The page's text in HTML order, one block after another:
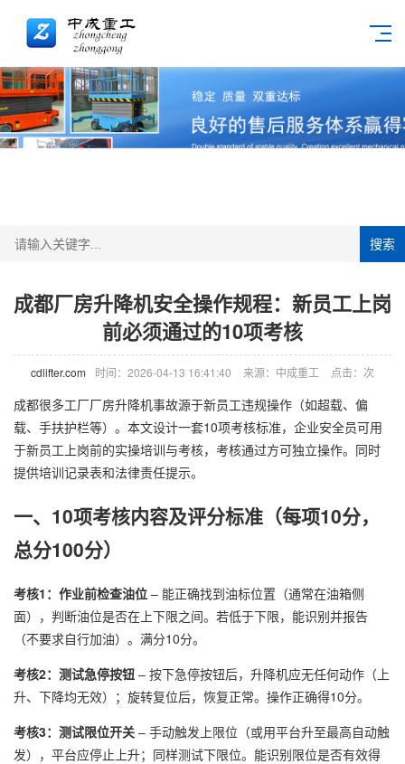
搜索
成都厂房升降机安全操作规程：新员工上岗
前必须通过的10项考核
cdlifter.com 时间：2026-04-13 16:41:40 来源：中成重工 点击： 次
成都很多工厂厂房升降机事故源于新员工违规操作（如超载、偏
载、手扶护栏等）。本文设计一套10项考核标准，企业安全员可用
于新员工上岗前的实操培训与考核，考核通过方可独立操作。同时
提供培训记录表和法律责任提示。
一、10项考核内容及评分标准（每项10分，
总分100分）
考核1：作业前检查油位 – 能正确找到油标位置（通常在油箱侧
面），判断油位是否在上下限之间。若低于下限，能识别并报告
（不要求自行加油）。满分10分。
考核2：测试急停按钮 – 按下急停按钮后，升降机应无任何动作（上
升、下降均无效）；旋转复位后，恢复正常。操作正确得10分。
考核3：测试限位开关 – 手动触发上限位（或用平台升至最高自动触
发），平台应停止上升；同样测试下限位。能识别限位是否有效得